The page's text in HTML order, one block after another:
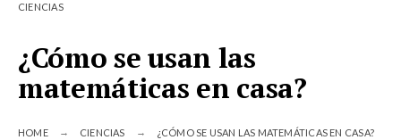
CIENCIAS
¿Cómo se usan las
matemáticas en casa?
HOME CIENCIAS ¿CÓMO SE USAN LAS MATEMÁTICAS EN CASA?